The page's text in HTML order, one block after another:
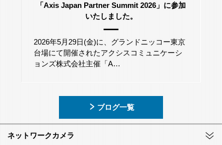
「Axis Japan Partner Summit 2026」に参加
いたしました。
2026年5月29日(金)に、グランドニッコー東京
台場にて開催されたアクシスコミュニケーシ
ョンズ株式会社主催「A…
ブログ一覧
ネットワークカメラ